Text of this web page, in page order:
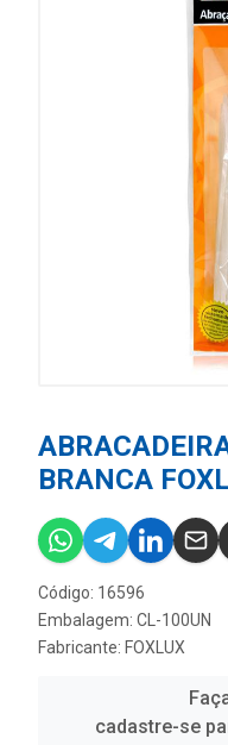
BRANCA
Código: 16596
Embalagem: CL-100UN
Fabricante: FOXLUX
cadastre-se